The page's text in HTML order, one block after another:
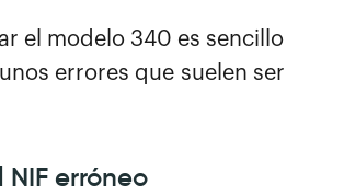
el modelo 340 es sencillo
errores que suelen ser
NIF erróneo